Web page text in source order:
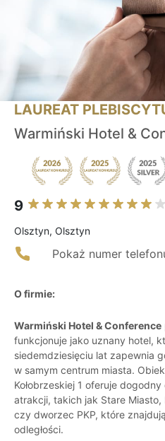
LAUREAT
Warmiński Hotel &
9
Olsztyn, Olsztyn
Pokaż numer
O firmie:
Warmiński Hotel & Conference
funkcjonuje jako uznany hotel,
siedemdziesięciu lat zapewnia
w samym centrum miasta.
Kołobrzeskiej 1 oferuje
atrakcji, takich jak Stare Miasto,
czy dworzec PKP, które
odległości.